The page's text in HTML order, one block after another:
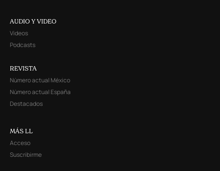
AUDIO Y VIDEO
Videos
Podcasts
REVISTA
Número actual México
Número actual España
Destacados
MÁS LL
Acceso
Suscribirme